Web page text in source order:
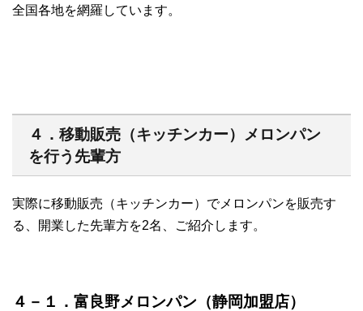
全国各地を網羅しています。
４．移動販売（キッチンカー）メロンパン
を行う先輩方
実際に移動販売（キッチンカー）でメロンパンを販売す
る、開業した先輩方を2名、ご紹介します。
４－１．富良野メロンパン（静岡加盟店）